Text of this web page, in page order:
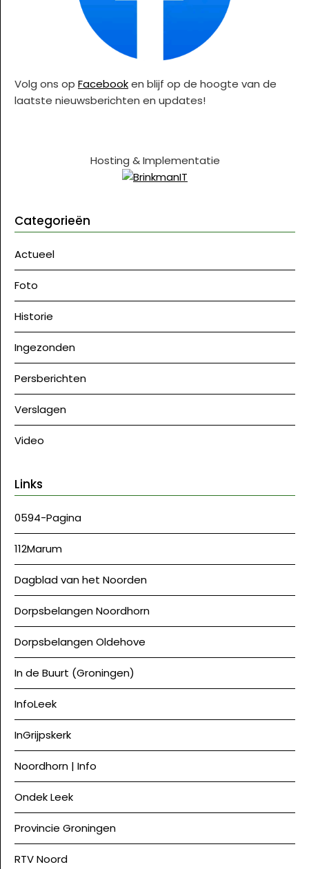
Volg ons op Facebooken blijf op de hoogte van de
laatste nieuwsberichten en updates!
Hosting & Implementatie
Categorieën
Actueel
Foto
Historie
Ingezonden
Persberichten
Verslagen
Video
Links
0594-Pagina
112Marum
Dagblad van het Noorden
Dorpsbelangen Noordhorn
Dorpsbelangen Oldehove
In de Buurt (Groningen)
InfoLeek
InGrijpskerk
Noordhorn | Info
Ondek Leek
Provincie Groningen
RTV Noord